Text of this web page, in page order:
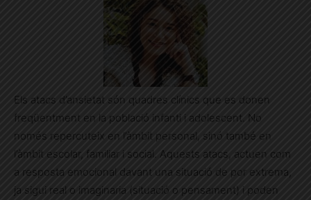
Els atacs d’ansietat són quadres clínics que es donen
freqüentment en la població infanti i adolescent. No
només repercuteix en l’àmbit personal, sinó també en
l’àmbit escolar, familiar i social. Aquests atacs, actuen com
a resposta emocional davant una situació de por extrema,
ja sigui real o imaginaria (situació o pensament) i poden